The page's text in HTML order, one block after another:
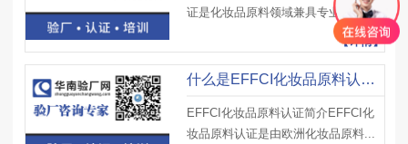
证是化妆品原料领域兼具专业性与...
【详情】
什么是EFFCI化妆品原料认证？申请主体有哪些？个人能申请吗？
EFFCI化妆品原料认证简介EFFCI化
妆品原料认证是由欧洲化妆品原料...